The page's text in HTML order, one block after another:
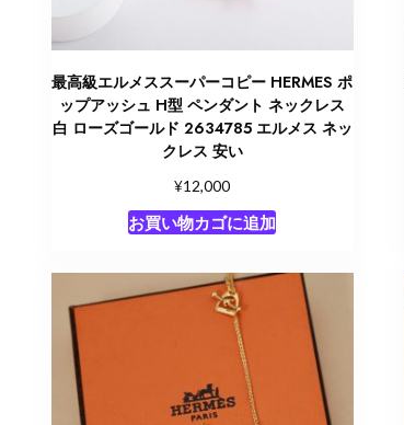
最高級エルメススーパーコピー HERMES ポ
ップアッシュ H型 ペンダント ネックレス
白 ローズゴールド 2634785 エルメス ネッ
クレス 安い
¥12,000
お買い物カゴに追加